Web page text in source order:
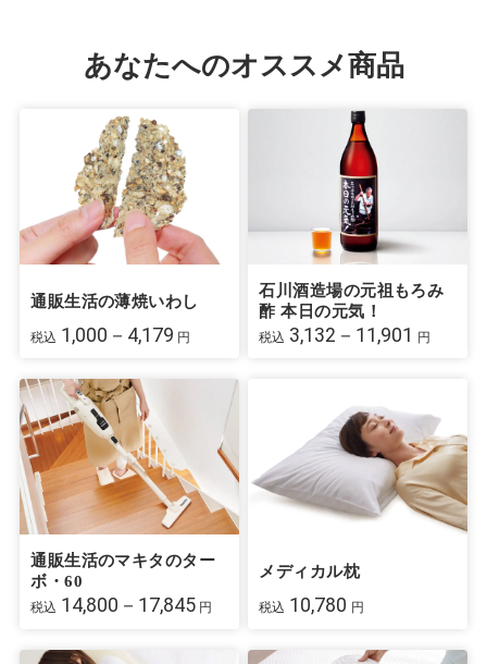
あなたへのオススメ商品
通販生活の薄焼いわし
税込 1,000－4,179 円
石川酒造場の元祖もろみ
酢 本日の元気！
税込 3,132－11,901 円
通販生活のマキタのター
ボ・60
税込 14,800－17,845 円
メディカル枕
税込 10,780 円